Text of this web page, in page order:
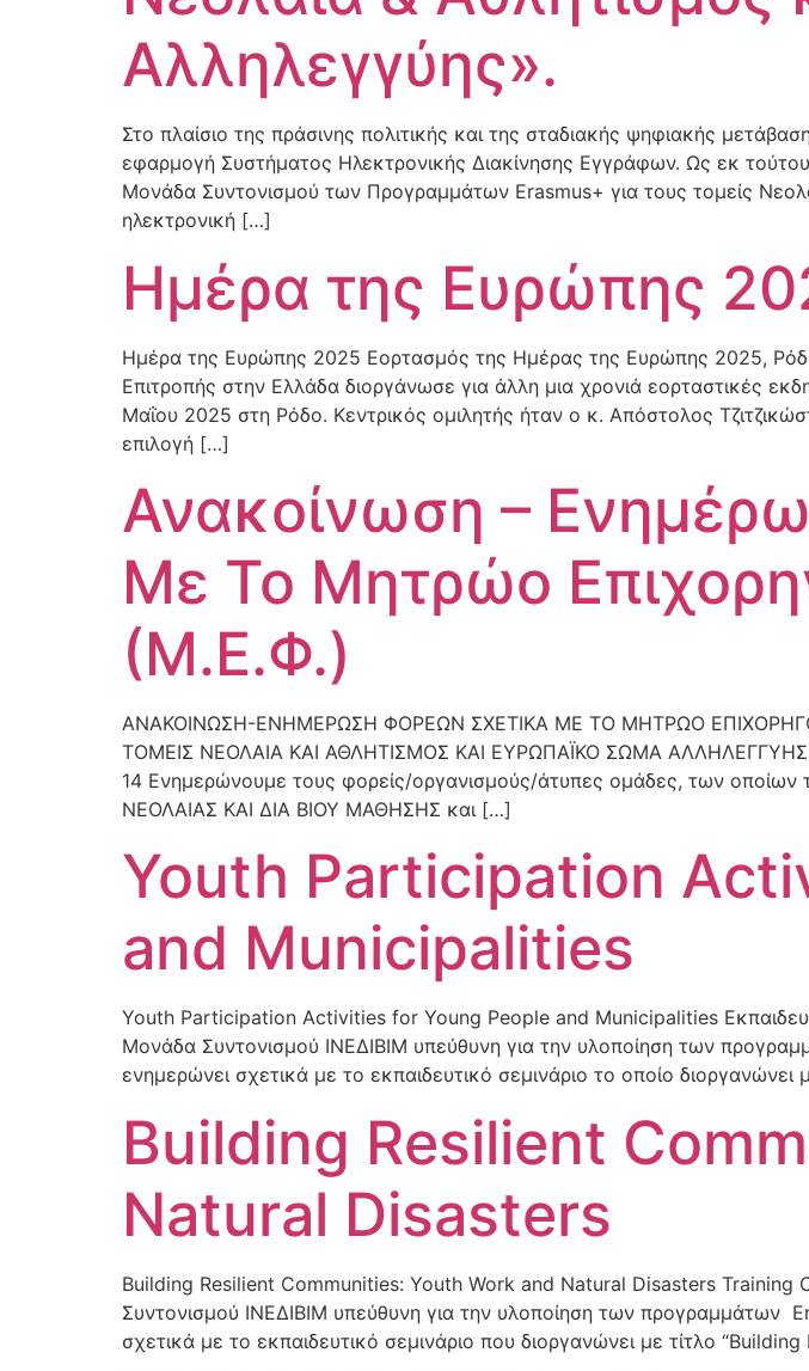
Αλληλεγγύης».
Στο πλαίσιο της πράσινης πολιτικής και της σταδιακής ψηφιακής
εφαρμογή Συστήματος Ηλεκτρονικής Διακίνησης Εγγράφων. Ως εκ
Μονάδα Συντονισμού των Προγραμμάτων Erasmus+ για τους τομείς
ηλεκτρονική […]
Ημέρα της Ευρώπης
Ημέρα της Ευρώπης 2025 Εορτασμός της Ημέρας της Ευρώπης 2025,
Επιτροπής στην Ελλάδα διοργάνωσε για άλλη μια χρονιά εορταστικές
Μαΐου 2025 στη Ρόδο. Κεντρικός ομιλητής ήταν ο κ. Απόστολος
επιλογή […]
Ανακοίνωση –
Με Το Μητρώο
(Μ.Ε.Φ.)
ΑΝΑΚΟΙΝΩΣΗ-ΕΝΗΜΕΡΩΣΗ ΦΟΡΕΩΝ ΣΧΕΤΙΚΑ ΜΕ ΤΟ ΜΗΤΡΩΟ
ΤΟΜΕΙΣ ΝΕΟΛΑΙΑ ΚΑΙ ΑΘΛΗΤΙΣΜΟΣ ΚΑΙ ΕΥΡΩΠΑΪΚΟ ΣΩΜΑ ΑΛΛΗΛΕΓΓΥΗΣ
14 Ενημερώνουμε τους φορείς/οργανισμούς/άτυπες ομάδες, των οποίων
ΝΕΟΛΑΙΑΣ ΚΑΙ ΔΙΑ ΒΙΟΥ ΜΑΘΗΣΗΣ και […]
Youth Participation
and Municipalities
Youth Participation Activities for Young People and Municipalities
Μονάδα Συντονισμού ΙΝΕΔΙΒΙΜ υπεύθυνη για την υλοποίηση των
ενημερώνει σχετικά με το εκπαιδευτικό σεμινάριο το οποίο
Building Resilient
Natural Disasters
Building Resilient Communities: Youth Work and Natural Disasters
Συντονισμού ΙΝΕΔΙΒΙΜ υπεύθυνη για την υλοποίηση των
σχετικά με το εκπαιδευτικό σεμινάριο που διοργανώνει με τίτλο